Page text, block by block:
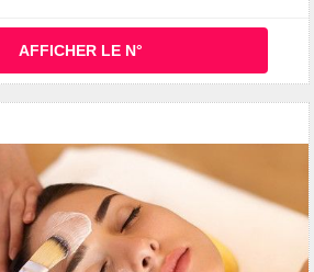
AFFICHER LE N°